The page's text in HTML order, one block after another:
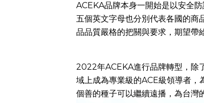
ACEKA品牌本身一開始是以安全
五個英文字母也分別代表各國的商
品品質嚴格的把關與要求，期望帶
2022年ACEKA進行品牌轉型，除
域上成為專業級的ACE級領導者，
個善的種子可以繼續遠播，為台灣